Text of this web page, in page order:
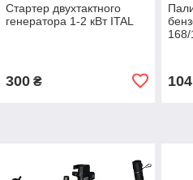
Стартер двухтактного
генератора 1-2 кВт ITAL
300₴
168/
104